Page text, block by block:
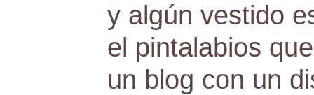
y algún vestido
el pintalabios
un blog con un